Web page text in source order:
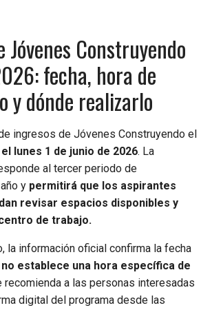
Jóvenes Construyendo
fecha, hora de
y dónde realizarlo
ingresos de Jóvenes Construyendo el
lunes 1 de junio de 2026. La
al tercer periodo de
y permitirá que los aspirantes
revisar espacios disponibles y
de trabajo.
la información oficial confirma la fecha
establece una hora específica de
recomienda a las personas interesadas
digital del programa desde las